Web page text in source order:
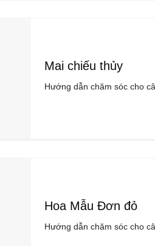
Mai chiếu thủy
Hướng dẫn chăm sóc cho
Hoa Mẫu Đơn đỏ
Hướng dẫn chăm sóc cho